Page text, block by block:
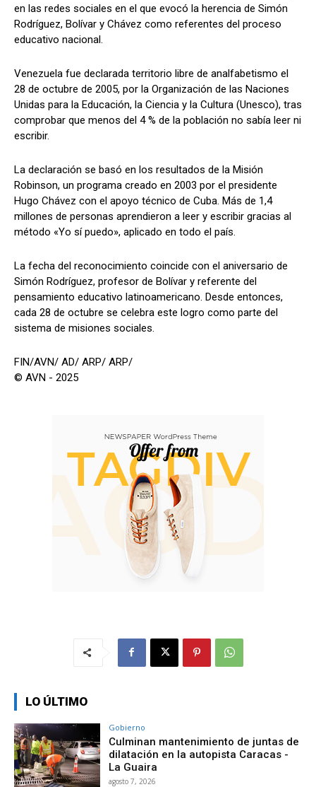
en las redes sociales en el que evocó la herencia de Simón
Rodríguez, Bolívar y Chávez como referentes del proceso
educativo nacional.
Venezuela fue declarada territorio libre de analfabetismo el
28 de octubre de 2005, por la Organización de las Naciones
Unidas para la Educación, la Ciencia y la Cultura (Unesco), tras
comprobar que menos del 4 % de la población no sabía leer ni
escribir.
La declaración se basó en los resultados de la Misión
Robinson, un programa creado en 2003 por el presidente
Hugo Chávez con el apoyo técnico de Cuba. Más de 1,4
millones de personas aprendieron a leer y escribir gracias al
método «Yo sí puedo», aplicado en todo el país.
La fecha del reconocimiento coincide con el aniversario de
Simón Rodríguez, profesor de Bolívar y referente del
pensamiento educativo latinoamericano. Desde entonces,
cada 28 de octubre se celebra este logro como parte del
sistema de misiones sociales.
FIN/AVN/ AD/ ARP/ ARP/
© AVN - 2025
LO ÚLTIMO
Gobierno
Culminan mantenimiento de juntas de
dilatación en la autopista Caracas -
La Guaira
agosto 7, 2026